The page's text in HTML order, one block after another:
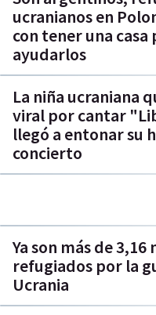
ucranianos en
con tener una casa
ayudarlos
La niña ucraniana
viral por cantar
llegó a entonar su
concierto
Ya son más de
refugiados por la
Ucrania